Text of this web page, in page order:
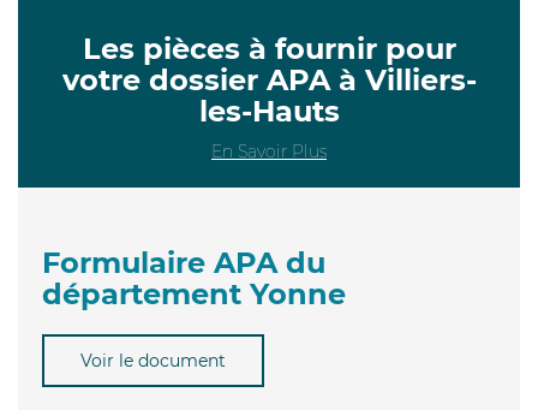
Les pièces à fournir pour
votre dossier APA à Villiers-
les-Hauts
En Savoir Plus
Formulaire APA du
département Yonne
Voir le document